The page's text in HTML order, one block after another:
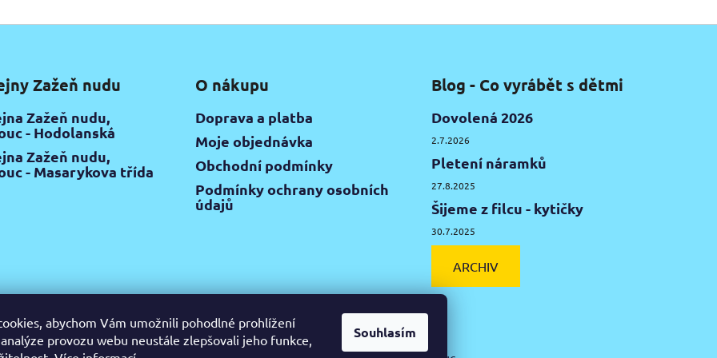
abychom Vám umožnili pohodlné prohlížení
provozu webu neustále zlepšovali jeho funkce,
Souhlasím
Zažeň nudu
Zažeň nudu,
- Hodolanská
Zažeň nudu,
- Masarykova třída
O nákupu
Doprava a platba
Moje objednávka
Obchodní podmínky
Podmínky ochrany osobních
údajů
Blog - Co vyrábět s dětmi
Dovolená 2026
2.7.2026
Pletení náramků
27.8.2025
Šijeme z filcu - kytičky
30.7.2025
ARCHIV